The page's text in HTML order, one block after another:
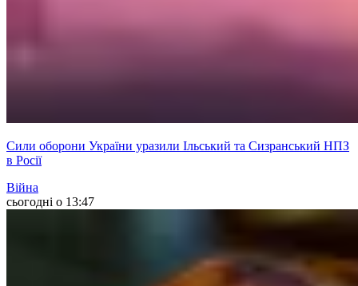
Сили оборони України уразили Ільський та Сизранський НПЗ
в Росії
Війна
сьогодні о 13:47